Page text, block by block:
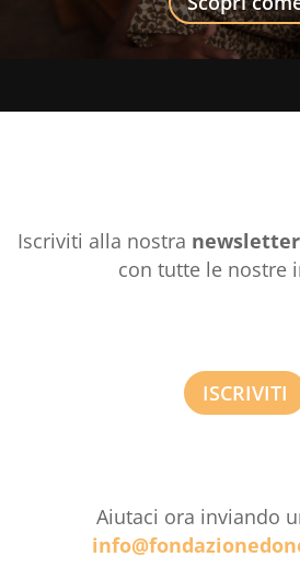
Iscriviti alla nostra newsletter
con tutte le nostre
ISCRIVITI
Aiutaci ora inviando